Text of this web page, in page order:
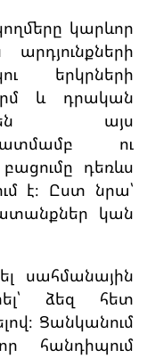
կարևոր
երկրների
և դրական
այս
ու
դեռևս
է։ Ըստ նրա՝
կան
սահմանային
ձեզ հետ
Ցանկանում
հանդիպում